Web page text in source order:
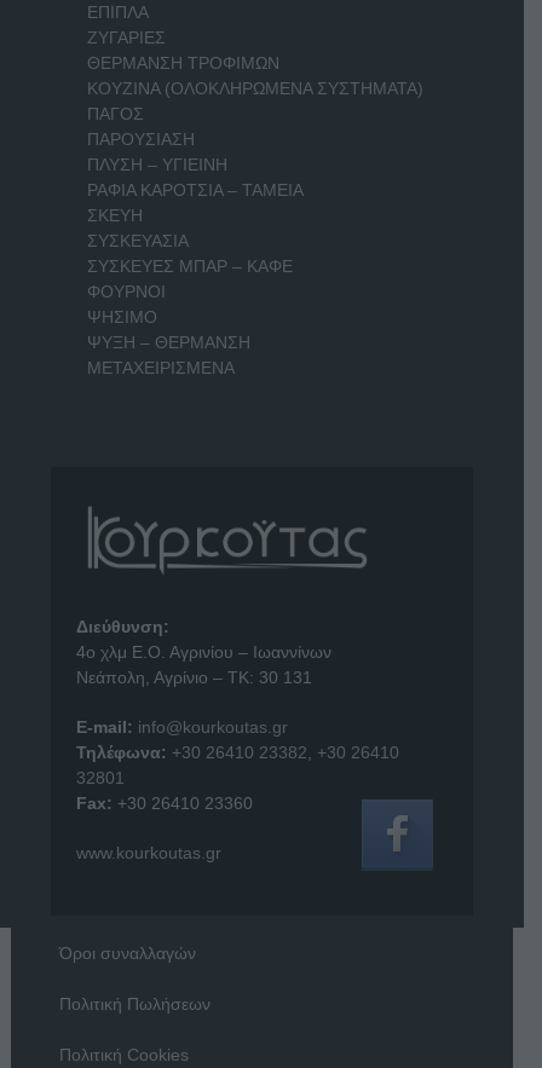
ΕΠΙΠΛΑ
ΖΥΓΑΡΙΕΣ
ΘΕΡΜΑΝΣΗ ΤΡΟΦΙΜΩΝ
ΚΟΥΖΙΝΑ (ΟΛΟΚΛΗΡΩΜΕΝΑ ΣΥΣΤΗΜΑΤΑ)
ΠΑΓΟΣ
ΠΑΡΟΥΣΙΑΣΗ
ΠΛΥΣΗ – ΥΓΙΕΙΝΗ
ΡΑΦΙΑ ΚΑΡΟΤΣΙΑ – ΤΑΜΕΙΑ
ΣΚΕΥΗ
ΣΥΣΚΕΥΑΣΙΑ
ΣΥΣΚΕΥΕΣ ΜΠΑΡ – ΚΑΦΕ
ΦΟΥΡΝΟΙ
ΨΗΣΙΜΟ
ΨΥΞΗ – ΘΕΡΜΑΝΣΗ
ΜΕΤΑΧΕΙΡΙΣΜΕΝΑ
Διεύθυνση:
4o χλμ Ε.Ο. Αγρινίου – Ιωαννίνων
Νεάπολη, Αγρίνιο – ΤΚ: 30 131
E-mail: info@kourkoutas.gr
Τηλέφωνα: +30 26410 23382
+30 26410
32801
Fax: +30 26410 23360
www.kourkoutas.gr
Όροι συναλλαγών
Πολιτική Πωλήσεων
Πολιτική Cookies